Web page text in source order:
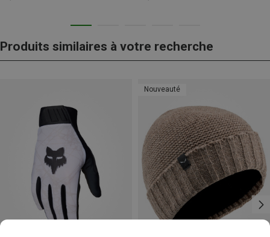
Produits similaires à votre recherche
Nouveauté